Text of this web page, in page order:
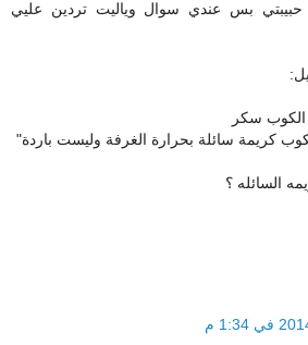
حبيبتي بس عندي سوال وياليت تردين عليي
السائله ؟